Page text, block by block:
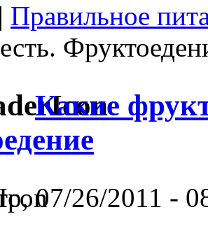
| Правильное
Какие
07/26/2011 -